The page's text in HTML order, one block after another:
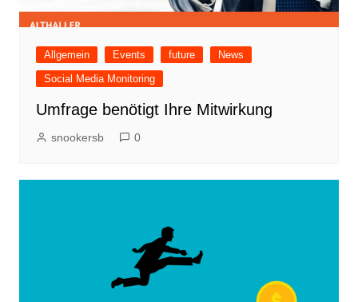
Allgemein Events future
News
Social Media Monitoring
Umfrage benötigt Ihre Mitwirkung
snookersb 0